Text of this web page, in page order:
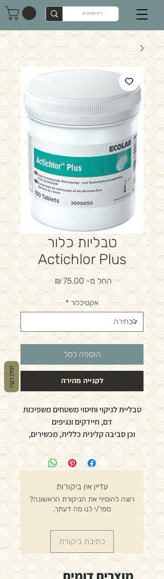
טבליות כלור
Actichlor Plus
החל מ-75.00 ₪
מחיר
מבצע
אקטיכלור *
הוספה לסל
לקנייה מהירה
טבליית לניקוי וחיטוי משטחים משפיכות
דם, חיידקים ונגיפים
וכן סביבה קלינית כללית, מכשירים,
כיורים וניקוזים.
תמיסות חיטוי המוכנות עם Actichlor
Plus יעילות כנגד כל החיידקים, נבגים,
HIV. טבליות Actichlor Plus החדשות
אריזה:
150 טבליות במיכל
6 יחידות בקרטון
עדיין אין ביקורות
רוצה להוסיף את הביקורת הראשונה?
ספר/י לנו מה דעתך.
כתיבת ביקורת
חוות דעת